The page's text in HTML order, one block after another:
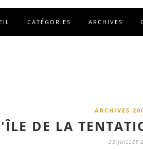
CATÉGORIES ARCHIVES
ARCHIVES
DE LA
25 JUILLET